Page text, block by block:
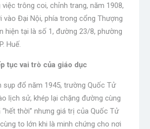
trông coi, chỉnh trang, năm 1908,
Đại Nội, phía trong cổng Thượng
hiện tại là số 1, đường 23/8, phường
Huế.
tục vai trò của giáo dục
sụp đổ năm 1945, trường Quốc Tử
lịch sử, khép lại chặng đường cùng
thời” nhưng giá trị của Quốc Tử
to lớn khi là minh chứng cho nơi